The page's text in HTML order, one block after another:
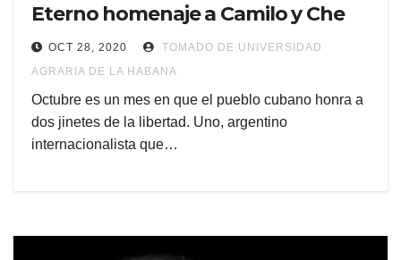
Eterno homenaje a Camilo y Che
OCT 28, 2020
TOMADO DE UNIVERSIDAD
AGRARIA DE LA HABANA
Octubre es un mes en que el pueblo cubano honra a
dos jinetes de la libertad. Uno, argentino
internacionalista que…